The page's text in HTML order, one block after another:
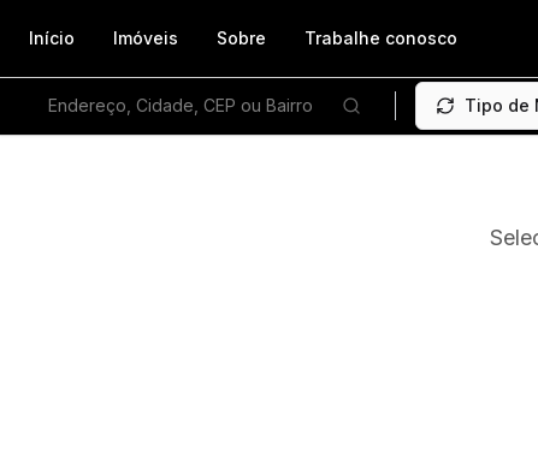
Início Imóveis Sobre Trabalhe conosco
Endereço, Cidade, CEP ou Bairro Tipo de